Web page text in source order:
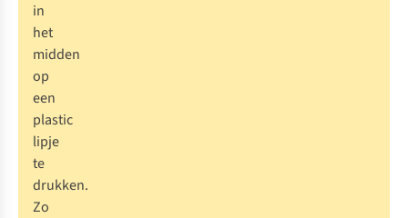
in
het
midden
op
een
plastic
lipje
te
drukken.
Zo